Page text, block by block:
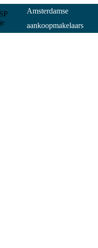
Amsterdamse
aankoopmakelaars